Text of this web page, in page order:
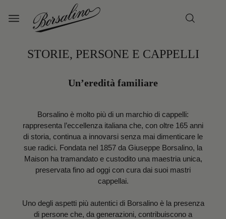
STORIE, PERSONE E CAPPELLI
Un’eredità familiare
Borsalino è molto più di un marchio di cappelli:
rappresenta l’eccellenza italiana che, con oltre 165 anni
di storia, continua a innovarsi senza mai dimenticare le
sue radici. Fondata nel 1857 da Giuseppe Borsalino, la
Maison ha tramandato e custodito una maestria unica,
preservata fino ad oggi con cura dai suoi mastri
cappellai.
Uno degli aspetti più autentici di Borsalino è la presenza
di persone che, da generazioni, contribuiscono a